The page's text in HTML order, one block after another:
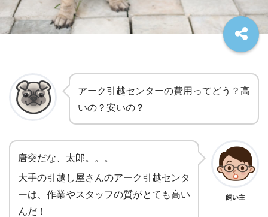
アーク引越センターの費用ってどう？高
いの？安いの？
唐突だな、太郎。。。
大手の引越し屋さんのアーク引越センタ
ーは、作業やスタッフの質がとても高い
んだ！
飼い主